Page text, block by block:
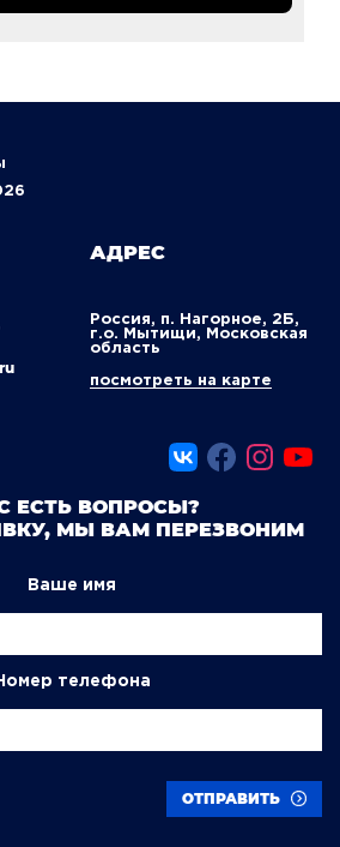
АДРЕС
Россия, п. Нагорное, 2Б,
г.о. Мытищи, Московская
область
посмотреть на карте
ЕСТЬ ВОПРОСЫ?
МЫ ВАМ ПЕРЕЗВОНИМ
Ваше имя
телефона
ОТПРАВИТЬ